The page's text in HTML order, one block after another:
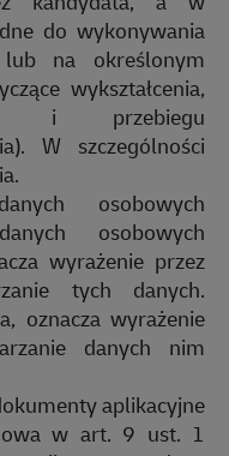
do wykonywania
na określonym
wykształcenia,
i przebiegu
W szczególności
osobowych
osobowych
wyrażenie przez
tych danych.
oznacza wyrażenie
danych nim
aplikacyjne
w art. 9 ust. 1